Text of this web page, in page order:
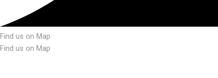
Find us on Map
Find us on Map